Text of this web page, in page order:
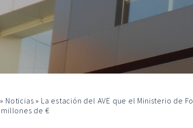
» Noticias » La estación del AVE que el Ministerio de
de €